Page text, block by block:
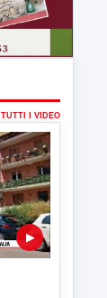
TUTTI I VIDEO
▶